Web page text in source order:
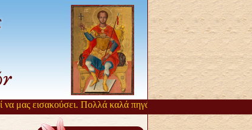
εισακούσει. Πολλά καλά πηγάζουν, από την αργοπορία